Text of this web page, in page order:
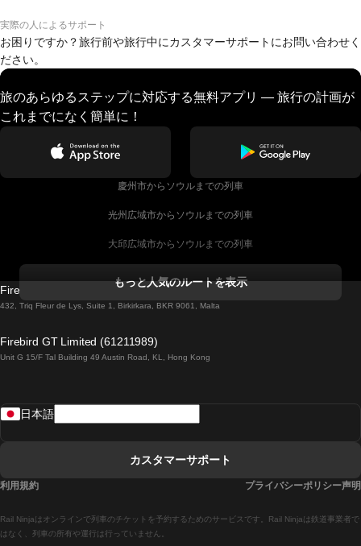
実際の人によるサポート
お困りですか？旅行前や旅行中にカスタマーサポートにお問い合わせく
ださい。
旅のあらゆるステップに対応する無料アプリ — 旅行の計画が
これまでになく簡単に！
慶州市からソウルまでの列車
光州広域市からソウルまでの列車
大邱広域市からソウルまでの列車
ダブリンからゴールウェイまでの列車
ローマからナポリまでの列車
マドリードからセビリアまでの列車
もっと人気のルートを表示
Firebird GT Limited (OC 1451)
432, Triq Fleur de Lys, Suite 1, Birkirkara, BKR 9061, Malta
Firebird GT Limited (61211989)
Unit G 15/F Tal Building 49 Austin Road, KL, Hong Kong
Rail Ninjaはオンラインで列車のチケットを予約するためのサービスです。Rail Ninjaは鉄道事業者で
はなく、列車の所有や運行は行っていません。
日本語
カスタマーサポート
利用規約 プライバシーポリシー声明